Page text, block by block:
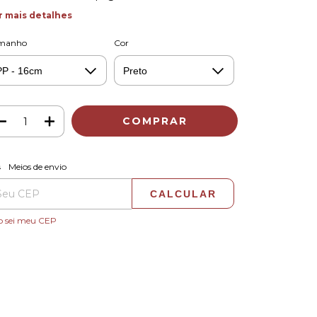
mais detalhes
Cor
para o CEP:
Meios de envio
CALCULAR
sei meu CEP